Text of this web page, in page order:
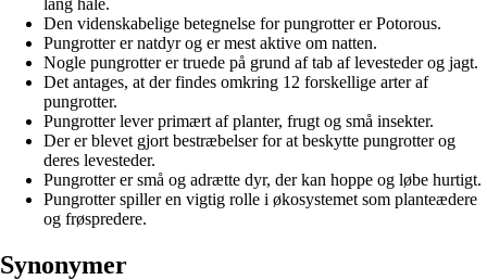
Den videnskabelige betegnelse for pungrotter er Potorous.
Pungrotter er natdyr og er mest aktive om natten.
Nogle pungrotter er truede på grund af tab af levesteder og jagt.
Det antages, at der findes omkring 12 forskellige arter af
pungrotter.
Pungrotter lever primært af planter, frugt og små insekter.
Der er blevet gjort bestræbelser for at beskytte pungrotter og
deres levesteder.
Pungrotter er små og adrætte dyr, der kan hoppe og løbe hurtigt.
Pungrotter spiller en vigtig rolle i økosystemet som planteædere
og frøspredere.
Synonymer